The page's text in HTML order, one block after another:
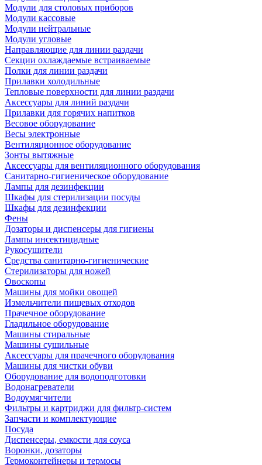
Модули для столовых приборов
Модули кассовые
Модули нейтральные
Модули угловые
Направляющие для линии раздачи
Секции охлаждаемые встраиваемые
Полки для линии раздачи
Прилавки холодильные
Тепловые поверхности для линии раздачи
Аксессуары для линий раздачи
Прилавки для горячих напитков
Весовое оборудование
Весы электронные
Вентиляционное оборудование
Зонты вытяжные
Аксессуары для вентиляционного оборудования
Санитарно-гигиеническое оборудование
Лампы для дезинфекции
Шкафы для стерилизации посуды
Шкафы для дезинфекции
Фены
Дозаторы и диспенсеры для гигиены
Лампы инсектицидные
Рукосушители
Средства санитарно-гигиенические
Стерилизаторы для ножей
Овоскопы
Машины для мойки овощей
Измельчители пищевых отходов
Прачечное оборудование
Гладильное оборудование
Машины стиральные
Машины сушильные
Аксессуары для прачечного оборудования
Машины для чистки обуви
Оборудование для водоподготовки
Водонагреватели
Водоумягчители
Фильтры и картриджи для фильтр-систем
Запчасти и комплектующие
Посуда
Диспенсеры, емкости для соуса
Воронки, дозаторы
Термоконтейнеры и термосы